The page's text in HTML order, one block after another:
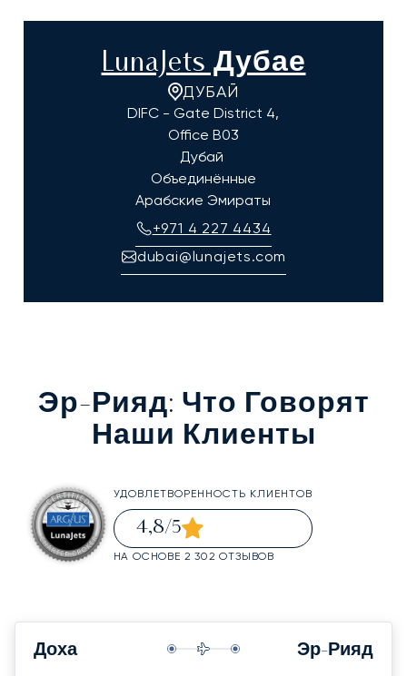
LunaJets Дубае
ДУБАЙ
DIFC - Gate District 4,
Office B03
Дубай
Объединённые
Арабские Эмираты
+971 4 227 4434
dubai@lunajets.com
Эр-Рияд: Что Говорят
Наши Клиенты
УДОВЛЕТВОРЕННОСТЬ КЛИЕНТОВ
4,8/5
НА ОСНОВЕ 2 302 ОТЗЫВОВ
Доха Эр-Рияд